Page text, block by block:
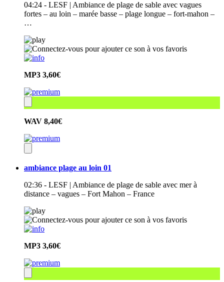
04:24 - LESF | Ambiance de plage de sable avec vagues
fortes – au loin – marée basse – plage longue – fort-mahon –
…
MP3 3,60€
WAV 8,40€
ambiance plage au loin 01
02:36 - LESF | Ambiance de plage de sable avec mer à
distance – vagues – Fort Mahon – France
MP3 3,60€